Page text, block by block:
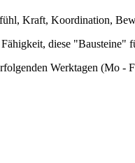
Kraft, Koordination,
diese "Bausteine"
Werktagen (Mo -